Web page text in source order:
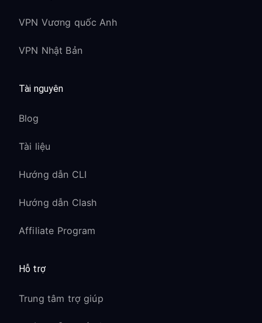
VPN Vương quốc Anh
VPN Nhật Bản
Tài nguyên
Blog
Tài liệu
Hướng dẫn CLI
Hướng dẫn Clash
Affiliate Program
Hỗ trợ
Trung tâm trợ giúp